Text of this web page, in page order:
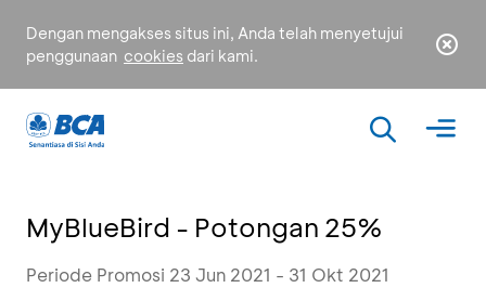
Dengan mengakses situs ini, Anda telah menyetujui
penggunaan cookies dari kami.
MyBlueBird - Potongan 25%
Periode Promosi 23 Jun 2021 - 31 Okt 2021